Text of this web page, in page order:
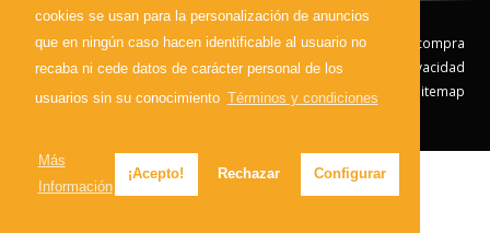
cookies se usan para la personalización de anuncios
que en ningún caso hacen identificable al usuario no
recaba ni cede datos de carácter personal de los
usuarios sin su conocimiento Términos y condiciones
Más
Información
¡Acepto! Rechazar Configurar
Contacto Aviso Legal
Condiciones de compra
Política de envíos
Política de devolución
Política de Privacidad
Política de Cookies
Sitemap